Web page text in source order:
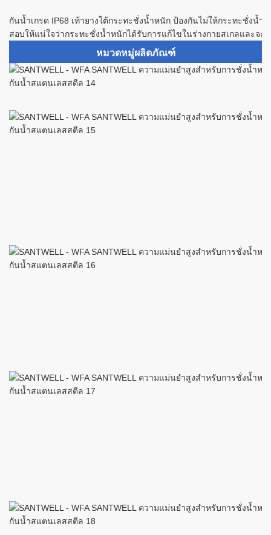
กันน้ำเกรด IP68 เท้ายางใต้กระทะชั่งน้ำหนัก ป้องกันไม่ให้กระทะชั่งน้
สอบให้แน่ใจว่ากระทะชั่งน้ำหนักได้รับการแก้ไขในร่างกายสเกลและจะ
หมวดหมู่ผลิตภัณฑ์